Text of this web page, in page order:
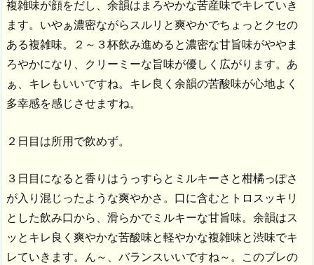
複雑味が顔をだし、余韻はまろやかな苦産味でキレていき
ます。いやぁ濃密ながらスルリと爽やかでちょっとクセの
ある複雑味。２～３杯飲み進めると濃密な甘旨味がややま
ろやかになり、クリーミーな旨味が優しく広がります。あ
ぁ、キレもいいですね。キレ良く余韻の苦酸味が心地よく
多幸感を感じさせますね。
２日目は所用で飲めず。
３日目になると香りはうっすらとミルキーさと柑橘っぽさ
が入り混じったような爽やかさ。口に含むとトロスッキリ
とした飲み口から、滑らかでミルキーな甘旨味。余韻はス
ッとキレ良く爽やかな苦酸味と軽やかな複雑味と渋味でキ
レていきます。ん～、バランスいいですね～。このブレの